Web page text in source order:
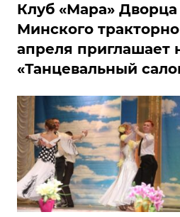
Клуб «Мара» Дворца
Минского
апреля приглашает
«Танцевальный